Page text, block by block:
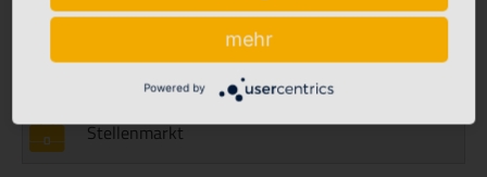
Stellenmarkt
mehr
Powered by